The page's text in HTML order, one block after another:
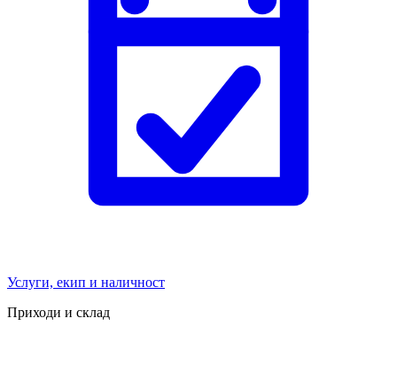
Услуги, екип и наличност
Приходи и склад